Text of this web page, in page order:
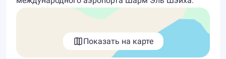
Показать на карте